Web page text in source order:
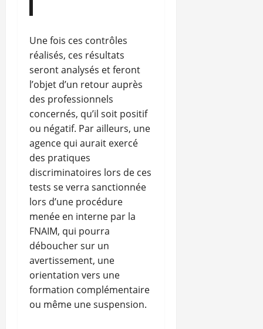
Une fois ces contrôles
réalisés, ces résultats
seront analysés et feront
l’objet d’un retour auprès
des professionnels
concernés, qu’il soit positif
ou négatif. Par ailleurs, une
agence qui aurait exercé
des pratiques
discriminatoires lors de ces
tests se verra sanctionnée
lors d’une procédure
menée en interne par la
FNAIM, qui pourra
déboucher sur un
avertissement, une
orientation vers une
formation complémentaire
ou même une suspension.